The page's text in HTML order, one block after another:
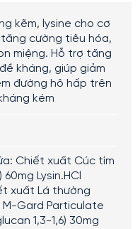
kẽm, lysine cho cơ
cường tiêu hóa,
miệng. Hỗ trợ tăng
kháng, giúp giảm
đường hô hấp trên
kém
Chiết xuất Cúc tím
Lysin.HCl
xuất Lá thường
M-Gard Particulate
1,3-1,6) 30mg